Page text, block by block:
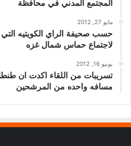
المجتمع المدني في محافظة
مايو 27, 2012
حسب صحيفة الراي الكويتيه
لاجتماع حماس شمال غزه
يونيو 16, 2012
تسريبات من اللقاء اكدت ان
مسافه واحده من المرشحين